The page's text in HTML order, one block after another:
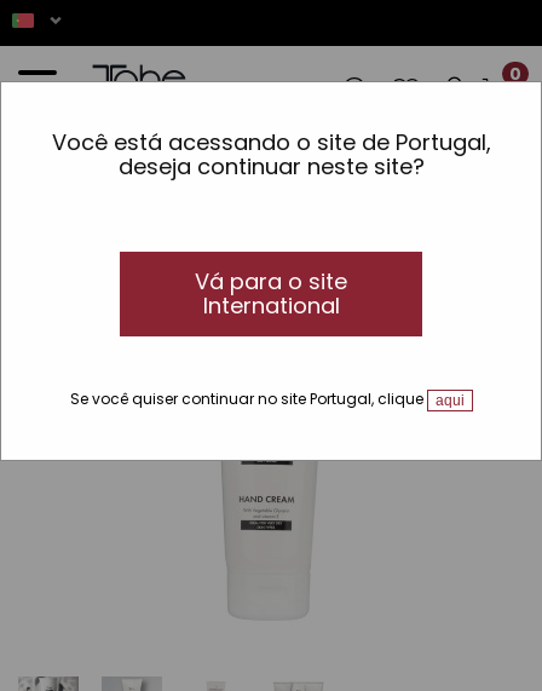
Você está acessando o site de Portugal,
deseja continuar neste site?
Vá para o site
International
Se você quiser continuar no site Portugal, clique aqui
0
AS ENCOMENDAS REALIZADAS